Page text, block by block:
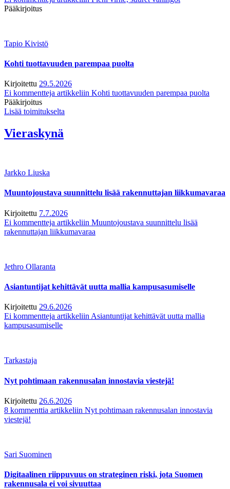
Pääkirjoitus
Tapio Kivistö
Kohti tuottavuuden parempaa puolta
Kirjoitettu 29.5.2026
Ei kommentteja artikkeliin Kohti tuottavuuden parempaa puolta
Pääkirjoitus
Lisää toimitukselta
Vieraskynä
Jarkko Liuska
Muuntojoustava suunnittelu lisää rakennuttajan liikkumavaraa
Kirjoitettu 7.7.2026
Ei kommentteja artikkeliin Muuntojoustava suunnittelu lisää
rakennuttajan liikkumavaraa
Jethro Ollaranta
Asiantuntijat kehittävät uutta mallia kampusasumiselle
Kirjoitettu 29.6.2026
Ei kommentteja artikkeliin Asiantuntijat kehittävät uutta mallia
kampusasumiselle
Tarkastaja
Nyt pohtimaan rakennusalan innostavia viestejä!
Kirjoitettu 26.6.2026
8 kommenttia artikkeliin Nyt pohtimaan rakennusalan innostavia
viestejä!
Sari Suominen
Digitaalinen riippuvuus on strateginen riski, jota Suomen
rakennusala ei voi sivuuttaa